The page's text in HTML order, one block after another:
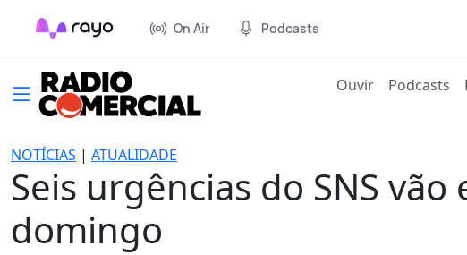
On Air Podcasts
Ouvir(current)
Podcasts
NOTÍCIAS | ATUALIDADE
Seis urgências do SNS
domingo